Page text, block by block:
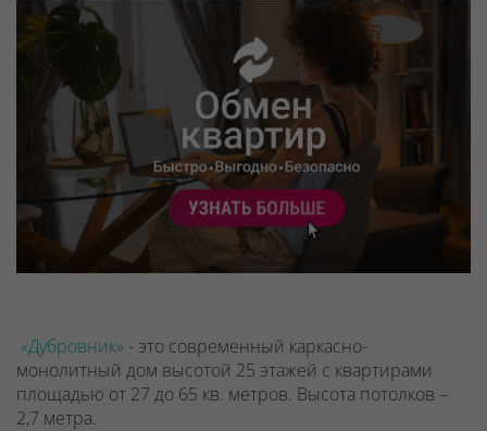
«Дубровник» - это современный каркасно-
монолитный дом высотой 25 этажей с квартирами
площадью от 27 до 65 кв. метров. Высота потолков –
2,7 метра.